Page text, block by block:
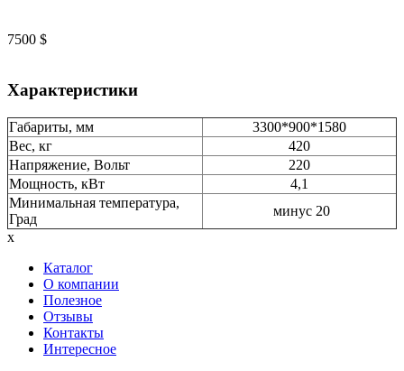
7500 $
Характеристики
Габариты, мм
3300*900*1580
Вес, кг
420
Напряжение, Вольт
220
Мощность, кВт
4,1
Минимальная температура,
Град
минус 20
x
Каталог
О компании
Полезное
Отзывы
Контакты
Интересное